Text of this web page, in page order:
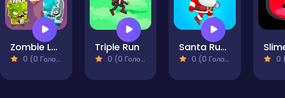
Zombie Land
0 (0 Голосів)
Triple Run
0 (0 Голосів)
Santa Runner
0 (0 Голосів) 0